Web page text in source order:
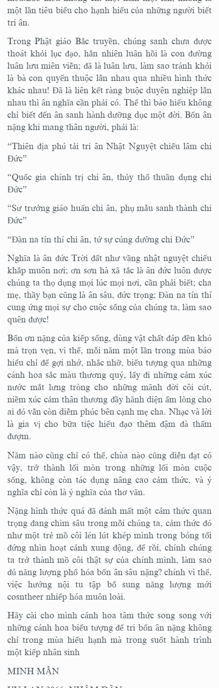
một lần tiêu biểu cho hạnh hiếu của những người biết
tri ân.
Trong Phật giáo Bắc truyền, chúng sanh chưa được
thoát khỏi lục đạo, hẳn nhiên luân hồi là con đường
luân lưu miên viễn; đã là luân lưu, làm sao tránh khỏi
là bà con quyến thuộc lẫn nhau qua nhiều hình thức
khác nhau! Đã là liên kết ràng buộc duyên nghiệp lẫn
nhau thì ân nghĩa cần phải có. Thế thì báo hiếu không
chỉ biết đến ân sanh hành dưỡng dục một đời. Bốn ân
nặng khi mang thân người, phải là:
“Thiên địa phú tải tri ân Nhật Nguyệt chiếu lâm chi
Đức”
“Quốc gia chính trị chi ân, thủy thổ thuần dụng chi
Đức”
“Sư trưởng giáo huấn chi ân, phụ mẫu sanh thành chi
Đức”
“Đàn na tín thí chi ân, tứ sự cúng dường chi Đức”
Nghĩa là ân đức Trời đất như vầng nhật nguyệt chiếu
khắp muôn nơi; ơn sơn hà xã tắc là ân đức luôn được
chúng ta thọ dụng mọi lúc mọi nơi, cần phải biết; cha
mẹ, thầy bạn cũng là ân sâu, đức trọng; Đàn na tín thí
cung ứng mọi sự cho cuộc sống của chúng ta, làm sao
quên được!
Bốn ơn nặng của kiếp sống, dùng vật chất đáp đền khó
mà trọn vẹn, vì thế, mỗi năm một lần trong mùa báo
hiếu chỉ để gợi nhớ, nhắc nhỡ, biểu tượng qua những
cánh hoa sắc màu thương quý, lấy đi những cảm xúc
nước mắt lưng tròng cho những mãnh đời côi cút,
niềm xúc cảm thân thương đầy hãnh diện ấm lòng cho
ai đó vẫn còn diễm phúc bên cạnh mẹ cha. Nhạc và lời
là gia vị cho bữa tiệc hiếu đạo thêm đậm đà thấm
đượm.
Năm nào cũng chỉ có thế, chùa nào cũng diễn đạt có
vậy, trở thành lối mòn trong những lối mòn cuộc
sống, không còn tác dụng nâng cao cảm thức, và ý
nghĩa chỉ còn là ý nghĩa của thơ văn.
Nặng hình thức quá đã đánh mất một cảm thức quan
trọng đang chìm sâu trong mỗi chúng ta, cảm thức đó
như một trẻ mồ côi lén lút khép mình trong bóng tối
đứng nhìn hoạt cảnh xung động, để rồi, chính chúng
ta trở thành mồ côi thật sự của chính mình, làm sao
đủ năng lượng phổ hóa bốn ân sâu nặng? chính vì thế,
việc hướng nội tu tập bổ sung năng lượng mới
cosntheer nhiếp hóa muôn loài.
Hãy cài cho mình cánh hoa tâm thức song song với
những cánh hoa biểu tượng để tri bốn ân nặng không
chỉ trong mùa hiếu hạnh mà trong suốt hành trình
một kiếp nhân sinh
MINH MẪN